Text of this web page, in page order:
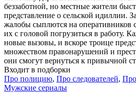
беззаботной, но местные жители
представление о сельской идиллии.
жалобы сыплются на оперативников
их с головой погрузиться в работу.
новые вызовы, и вскоре троице
множеством правонарушений и
они смогут вернуться к привычной
Входит в подборки
Про полицию, Про следователей,
Мужские сериалы